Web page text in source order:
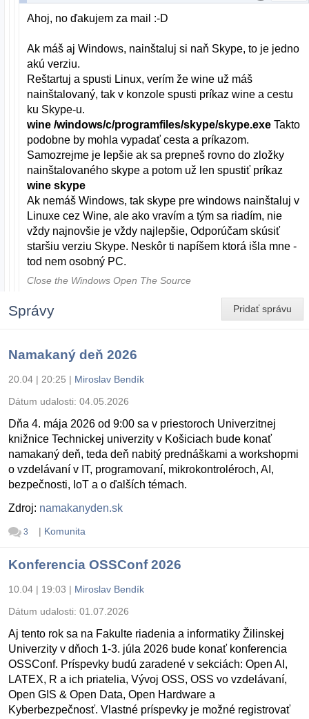
Ahoj, no ďakujem za mail :-D
Ak máš aj Windows, nainštaluj si naň Skype, to je jedno
akú verziu.
Reštartuj a spusti Linux, verím že wine už máš
nainštalovaný, tak v konzole spusti príkaz wine a cestu
ku Skype-u.
wine /windows/c/programfiles/skype/skype.exeTakto
podobne by mohla vypadať cesta a príkazom.
Samozrejme je lepšie ak sa prepneš rovno do zložky
nainštalovaného skype a potom už len spustiť príkaz
wine skype
Ak nemáš Windows, tak skype pre windows nainštaluj v
Linuxe cez Wine, ale ako vravím a tým sa riadím, nie
vždy najnovšie je vždy najlepšie, Odporúčam skúsiť
staršiu verziu Skype. Neskôr ti napíšem ktorá išla mne -
tod nem osobný PC.
Close the Windows Open The Source
Pridať správu
Správy
Namakaný deň 2026
20.04 | 20:25 | Miroslav Bendík
Dátum udalosti: 04.05.2026
Dňa 4. mája 2026 od 9:00 sa v priestoroch Univerzitnej
knižnice Technickej univerzity v Košiciach bude konať
namakaný deň, teda deň nabitý prednáškami a workshopmi
o vzdelávaní v IT, programovaní, mikrokontroléroch, AI,
bezpečnosti, IoT a o ďalších témach.
Zdroj: namakanyden.sk
3 | Komunita
Konferencia OSSConf 2026
10.04 | 19:03 | Miroslav Bendík
Dátum udalosti: 01.07.2026
Aj tento rok sa na Fakulte riadenia a informatiky Žilinskej
Univerzity v dňoch 1-3. júla 2026 bude konať konferencia
OSSConf. Príspevky budú zaradené v sekciách: Open AI,
LATEX, R a ich priatelia, Vývoj OSS, OSS vo vzdelávaní,
Open GIS & Open Data, Open Hardware a
Kyberbezpečnosť. Vlastné príspevky je možné registrovať